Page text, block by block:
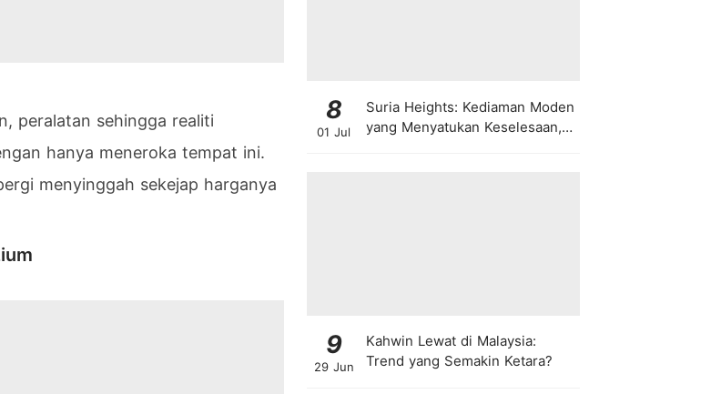
peralatan sehingga realiti
hanya meneroka tempat ini.
menyinggah sekejap harganya
8
01 Jul
Suria Heights: Kediaman Moden
yang Menyatukan Keselesaan,
9
29 Jun
Kahwin Lewat di Malaysia:
Trend yang Semakin Ketara?